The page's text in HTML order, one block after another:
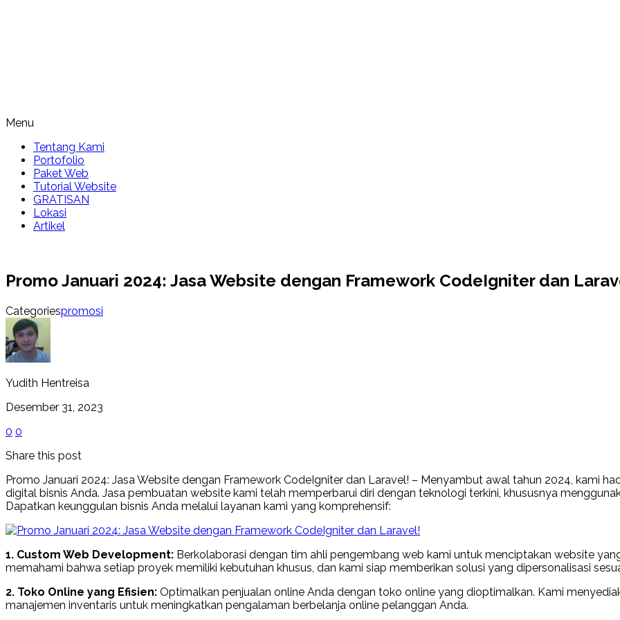
Menu
Tentang Kami
Portofolio
Paket Web
Tutorial Website
GRATISAN
Lokasi
Artikel
Promo Januari 2024: Jasa Website dengan Framework CodeIgniter dan
Categoriespromosi
Yudith Hentreisa
Desember 31, 2023
0 0
Share this post
Promo Januari 2024: Jasa Website dengan Framework CodeIgniter dan Laravel! – Menyambut awal tahun 2024, kami
digital bisnis Anda. Jasa pembuatan website kami telah memperbarui diri dengan teknologi terkini, khususnya
Dapatkan keunggulan bisnis Anda melalui layanan kami yang komprehensif:
1. Custom Web Development: Berkolaborasi dengan tim ahli pengembang web kami untuk menciptakan website
memahami bahwa setiap proyek memiliki kebutuhan khusus, dan kami siap memberikan solusi yang dipersonalisasi
2. Toko Online yang Efisien: Optimalkan penjualan online Anda dengan toko online yang dioptimalkan. Kami
manajemen inventaris untuk meningkatkan pengalaman berbelanja online pelanggan Anda.